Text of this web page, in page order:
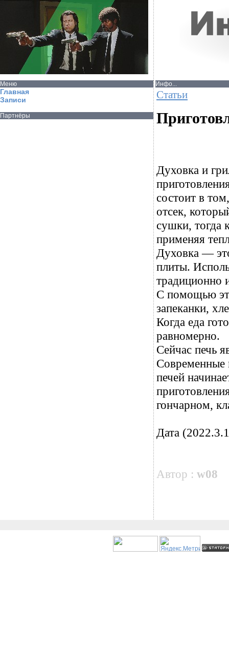
Меню
Главная
Записи
Партнёры
Инфо...
Статьи
Духовка и
состоит в
отсек,
сушки, тогда
применяя
Духовка —
плиты.
традиционно
С помощью
запеканки,
Когда еда
равномерно.
Сейчас печь
Современные
печей
гончарном,
Дата
Автор : w08